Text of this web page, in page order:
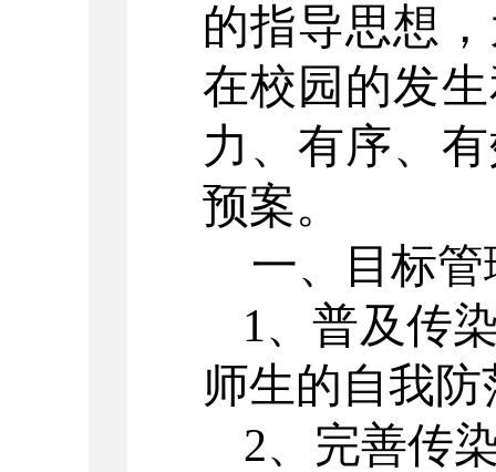
的指导思想
在校园的发
力、有序、
预案。
一、目标管
1、普及传
师生的自我
2、完善传